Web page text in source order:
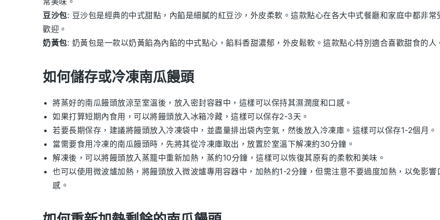
豆沙包: 豆沙包是經典的中式甜點，內餡是細膩的紅豆沙，外皮柔軟。這款點心在各大中式餐廳和家庭中都非常
歡迎。
奶黃包: 奶黃包是一款以奶黃餡為內餡的中式點心，餡料香甜濃郁，外皮鬆軟。這款點心特別適合喜歡甜食的人
如何儲存或冷凍南瓜饅頭
將蒸好的南瓜饅頭放涼至室溫後，放入密封容器中，這樣可以保持其濕潤度和口感。
如果打算短期內食用，可以將饅頭放入冰箱冷藏，這樣可以保存2-3天。
若要長期保存，建議將饅頭放入冷凍袋中，並盡量排出袋內空氣，然後放入冷凍庫。這樣可以保存1-2個月。
當需要食用冷凍的南瓜饅頭時，先將其從冷凍庫取出，放置於室溫下解凍約30分鐘。
解凍後，可以將饅頭放入蒸籠中重新加熱，蒸約10分鐘，這樣可以恢復其原有的柔軟和美味。
也可以使用微波爐加熱，將饅頭放入微波爐專用容器中，加熱約1-2分鐘，但需注意不要過度加熱，以免影響
感。